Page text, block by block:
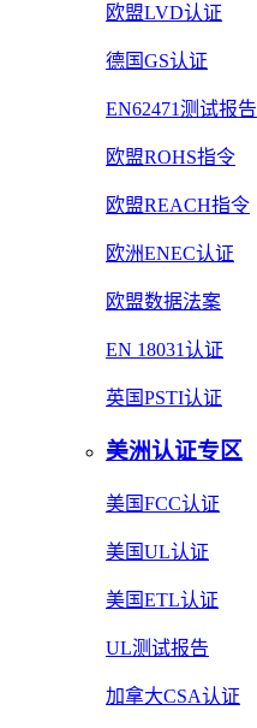
欧盟LVD认证
德国GS认证
EN62471测试报告
欧盟ROHS指令
欧盟REACH指令
欧洲ENEC认证
欧盟数据法案
EN 18031认证
英国PSTI认证
美洲认证专区
美国FCC认证
美国UL认证
美国ETL认证
UL测试报告
加拿大CSA认证